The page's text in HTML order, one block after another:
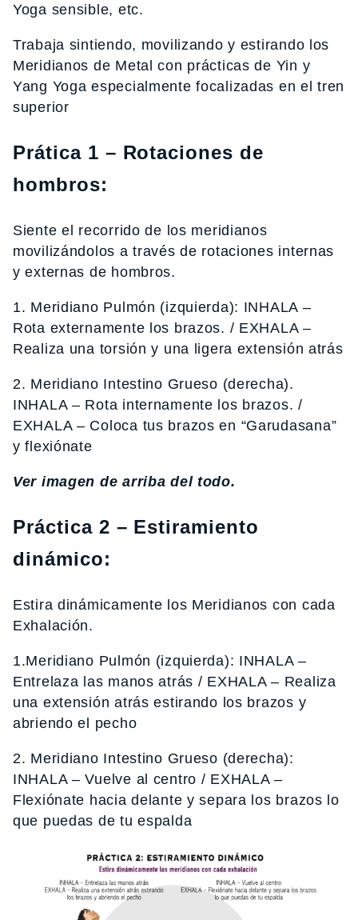
Yoga sensible, etc.
Trabaja sintiendo, movilizando y estirando los
Meridianos de Metal con prácticas de Yin y
Yang Yoga especialmente focalizadas en el tren
superior
Prática 1 – Rotaciones de
hombros:
Siente el recorrido de los meridianos
movilizándolos a través de rotaciones internas
y externas de hombros.
1. Meridiano Pulmón (izquierda): INHALA –
Rota externamente los brazos. / EXHALA –
Realiza una torsión y una ligera extensión atrás
2. Meridiano Intestino Grueso (derecha).
INHALA – Rota internamente los brazos. /
EXHALA – Coloca tus brazos en “Garudasana”
y flexiónate
Ver imagen de arriba del todo.
Práctica 2 – Estiramiento
dinámico:
Estira dinámicamente los Meridianos con cada
Exhalación.
1.Meridiano Pulmón (izquierda): INHALA –
Entrelaza las manos atrás / EXHALA – Realiza
una extensión atrás estirando los brazos y
abriendo el pecho
2. Meridiano Intestino Grueso (derecha):
INHALA – Vuelve al centro / EXHALA –
Flexiónate hacia delante y separa los brazos lo
que puedas de tu espalda